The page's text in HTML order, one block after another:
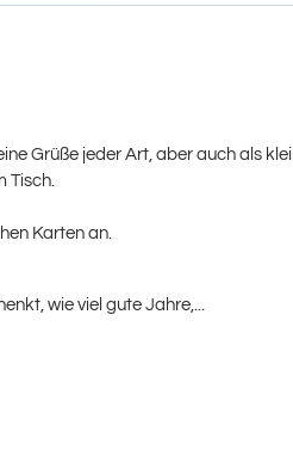
Grüße jeder Art, aber auch als
Tisch.
Karten an.
wie viel gute Jahre,...